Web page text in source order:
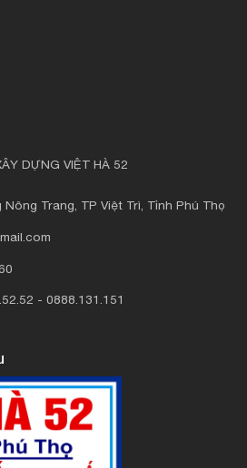
DỰNG VIỆT HÀ 52
Trang, TP Việt Trì, Tỉnh Phú Thọ
- 0888.131.151